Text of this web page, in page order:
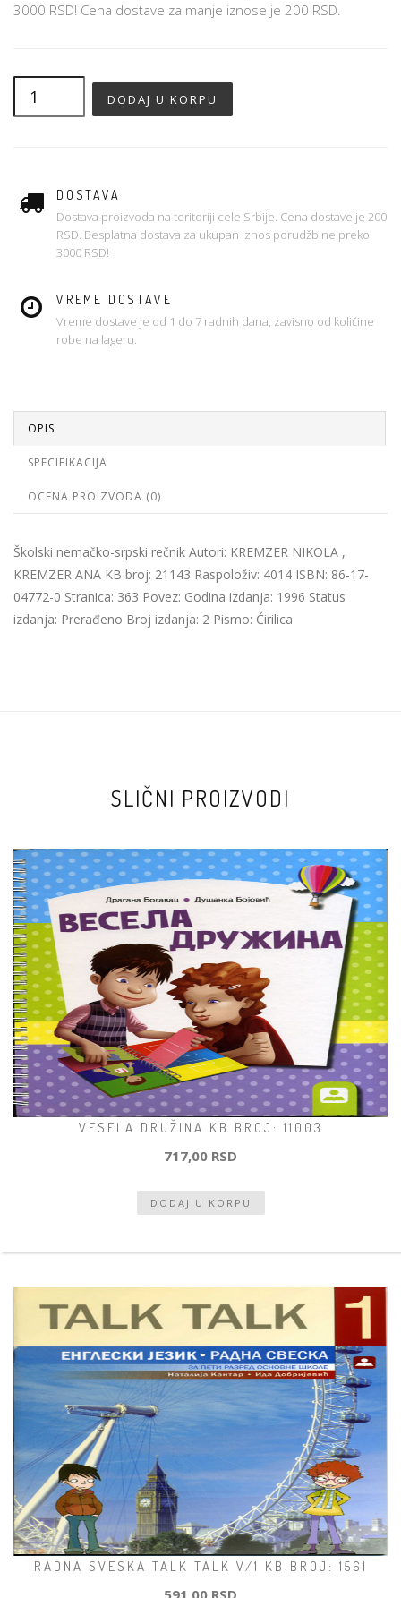
3000 RSD! Cena dostave za manje iznose je 200 RSD.
DOSTAVA
Dostava proizvoda na teritoriji cele Srbije. Cena dostave je 200
RSD. Besplatna dostava za ukupan iznos porudžbine preko
3000 RSD!
VREME DOSTAVE
Vreme dostave je od 1 do 7 radnih dana, zavisno od količine
robe na lageru.
OPIS
SPECIFIKACIJA
OCENA PROIZVODA (0)
Školski nemačko-srpski rečnik Autori: KREMZER NIKOLA ,
KREMZER ANA KB broj: 21143 Raspoloživ: 4014 ISBN: 86-17-
04772-0 Stranica: 363 Povez: Godina izdanja: 1996 Status
izdanja: Prerađeno Broj izdanja: 2 Pismo: Ćirilica
SLIČNI PROIZVODI
VESELA DRUŽINA KB BROJ: 11003
717,00 RSD
RADNA SVESKA TALK TALK V/1 KB BROJ: 1561